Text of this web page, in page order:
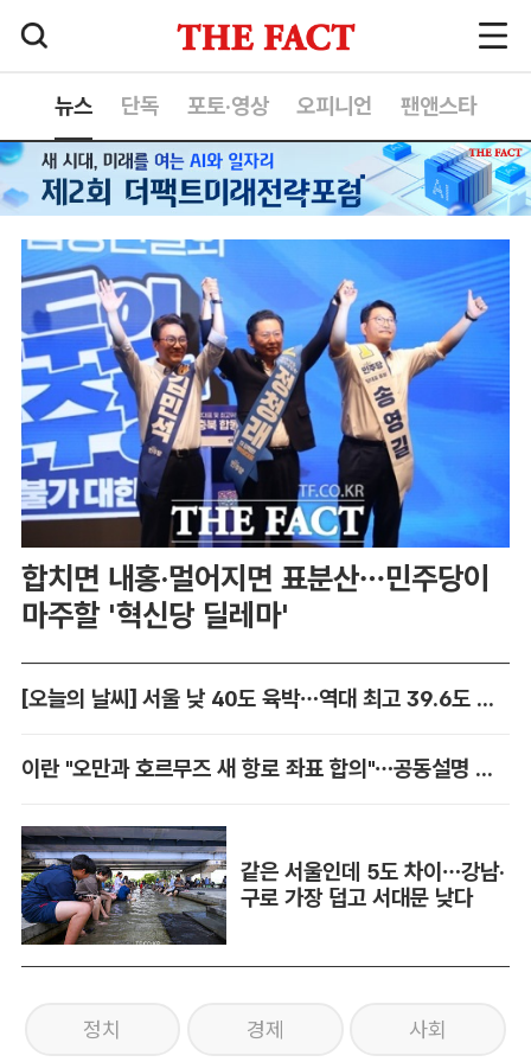
뉴스 단독 포토·영상 오피니언 팬앤스타
합치면 내홍·멀어지면 표분산…민주당이
마주할 '혁신당 딜레마'
[오늘의 날씨] 서울 낮 40도 육박…역대 최고 39.6도 위협
이란 "오만과 호르무즈 새 항로 좌표 합의"…공동설명 발표 임박
같은 서울인데 5도 차이…강남·
구로 가장 덥고 서대문 낮다
정치 경제 사회